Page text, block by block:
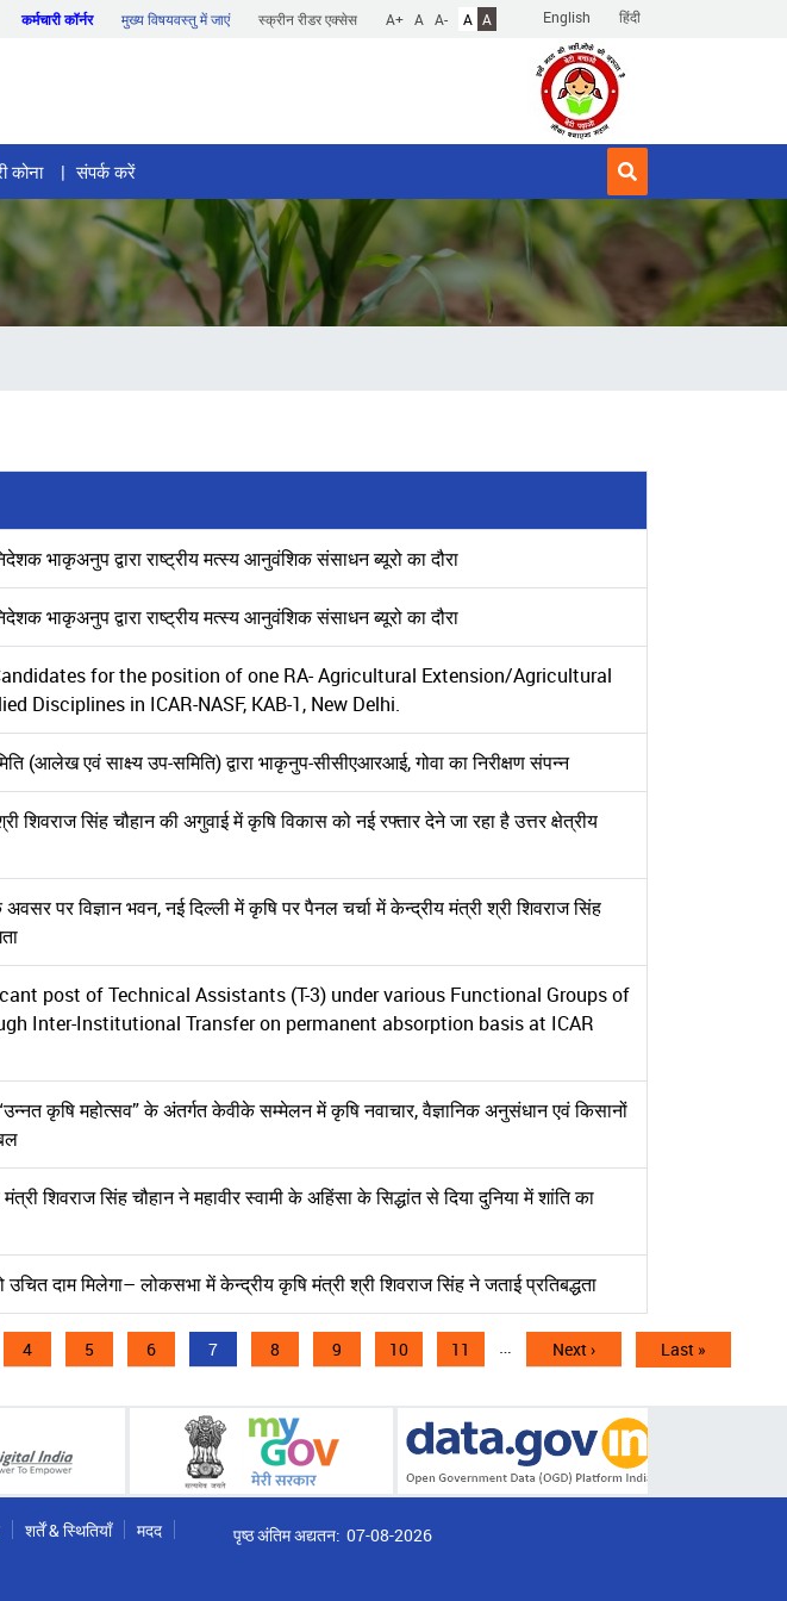
English हिंदी
कर्मचारी कॉर्नर मुख्य विषयवस्तु में जाएं स्क्रीन रीडर एक्सेस A+ A A- A A
कोना संपर्क करें
भाकृअनुप द्वारा राष्ट्रीय मत्स्य आनुवंशिक संसाधन ब्यूरो का दौरा
भाकृअनुप द्वारा राष्ट्रीय मत्स्य आनुवंशिक संसाधन ब्यूरो का दौरा
for the position of one RA- Agricultural Extension/Agricultural
Disciplines in ICAR-NASF, KAB-1, New Delhi.
(आलेख एवं साक्ष्य उप-समिति) द्वारा भाकृनुप-सीसीएआरआई, गोवा का निरीक्षण संपन्न
शिवराज सिंह चौहान की अगुवाई में कृषि विकास को नई रफ्तार देने जा रहा है उत्तर क्षेत्रीय
पर विज्ञान भवन, नई दिल्ली में कृषि पर पैनल चर्चा में केन्द्रीय मंत्री श्री शिवराज सिंह
post of Technical Assistants (T-3) under various Functional Groups of
Inter-Institutional Transfer on permanent absorption basis at ICAR
कृषि महोत्सव” के अंतर्गत केवीके सम्मेलन में कृषि नवाचार, वैज्ञानिक अनुसंधान एवं किसानों
शिवराज सिंह चौहान ने महावीर स्वामी के अहिंसा के सिद्धांत से दिया दुनिया में शांति का
दाम मिलेगा– लोकसभा में केन्द्रीय कृषि मंत्री श्री शिवराज सिंह ने जताई प्रतिबद्धता
पृष्ठ
4 पृष्ठ
5 पृष्ठ
6
Current
7 पृष्ठ
8 पृष्ठ
9 पृष्ठ
10 पृष्ठ
11 …
Next
Next ›
Last
Last »
शर्तें & स्थितियाँ
मदद
पृष्ठ अंतिम अद्यतन: 07-08-2026